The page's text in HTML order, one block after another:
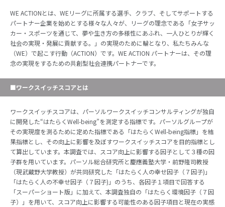
WE ACTIONとは、WEリーグに所属する選手、クラブ、そしてサポートする
パートナー企業を始めとする様々な人々が、リーグの理念である「女子サッ
カー・スポーツを通じて、夢や生き方の多様性にあふれ、一人ひとりが輝く
社会の実現・発展に貢献する。」の実現のために輪となり、私たちみんな
（WE）で起こす行動（ACTION）です。WE ACTION パートナーは、その理
念の実現をするための共創型社会連携パートナーです。
■ワークスイッチスコアとは
ワークスイッチスコアは、パーソルワークスイッチコンサルティングが独自
に開発した“はたらくWell-being”を測定する指標です。パーソルグループが
その実現度を測るために定めた指標である「はたらくWell-being指標」を結
果指標とし、その向上に影響を及ぼすワークスイッチスコアを目的指標とし
て算出しています。本調査では、スコア向上に影響する因子として３種の因
子群を用いています。パーソル総合研究所と慶應義塾大学・前野隆司教授
（現武蔵野大学教授）が共同研究した「はたらく人の幸せ因子（７因子)」
「はたらく人の不幸せ因子（７因子)」のうち、各因子１項目で回答する
「スーパーショート版」に加えて、本調査独自の「はたらく環境因子（７因
子）」を用いて、スコア向上に影響する可能性のある因子項目と現在の実感